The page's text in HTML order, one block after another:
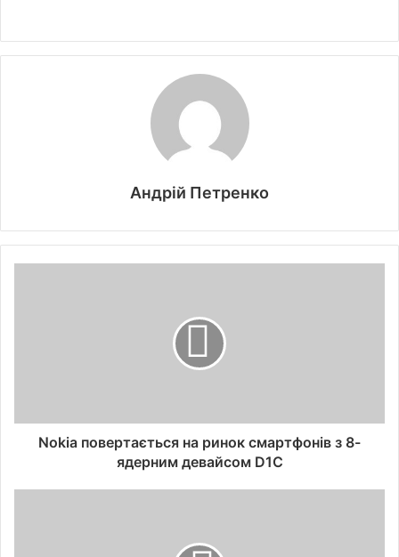
Андрій Петренко
Nokia повертається на ринок смартфонів з 8-
ядерним девайсом D1C